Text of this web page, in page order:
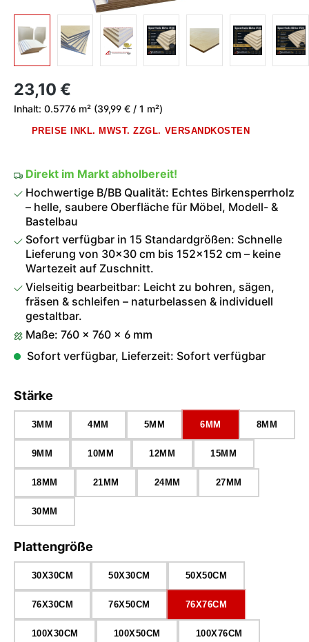
Regulärer Preis:
23,10 €
Inhalt: 0.5776 m² (39,99 € / 1 m²)
PREISE INKL. MWST. ZZGL. VERSANDKOSTEN
Direkt im Markt abholbereit!
Hochwertige B/BB Qualität: Echtes Birkensperrholz
– helle, saubere Oberfläche für Möbel, Modell- &
Bastelbau
Sofort verfügbar in 15 Standardgrößen: Schnelle
Lieferung von 30×30 cm bis 152×152 cm – keine
Wartezeit auf Zuschnitt.
Vielseitig bearbeitbar: Leicht zu bohren, sägen,
fräsen & schleifen – naturbelassen & individuell
gestaltbar.
Maße: 760 × 760 × 6 mm
Sofort verfügbar, Lieferzeit: Sofort verfügbar
Stärke
3MM 4MM 5MM 6MM 8MM
9MM 10MM 12MM 15MM
18MM 21MM 24MM 27MM
30MM
Plattengröße
30X30CM 50X30CM 50X50CM
76X30CM 76X50CM 76X76CM
100X30CM 100X50CM 100X76CM